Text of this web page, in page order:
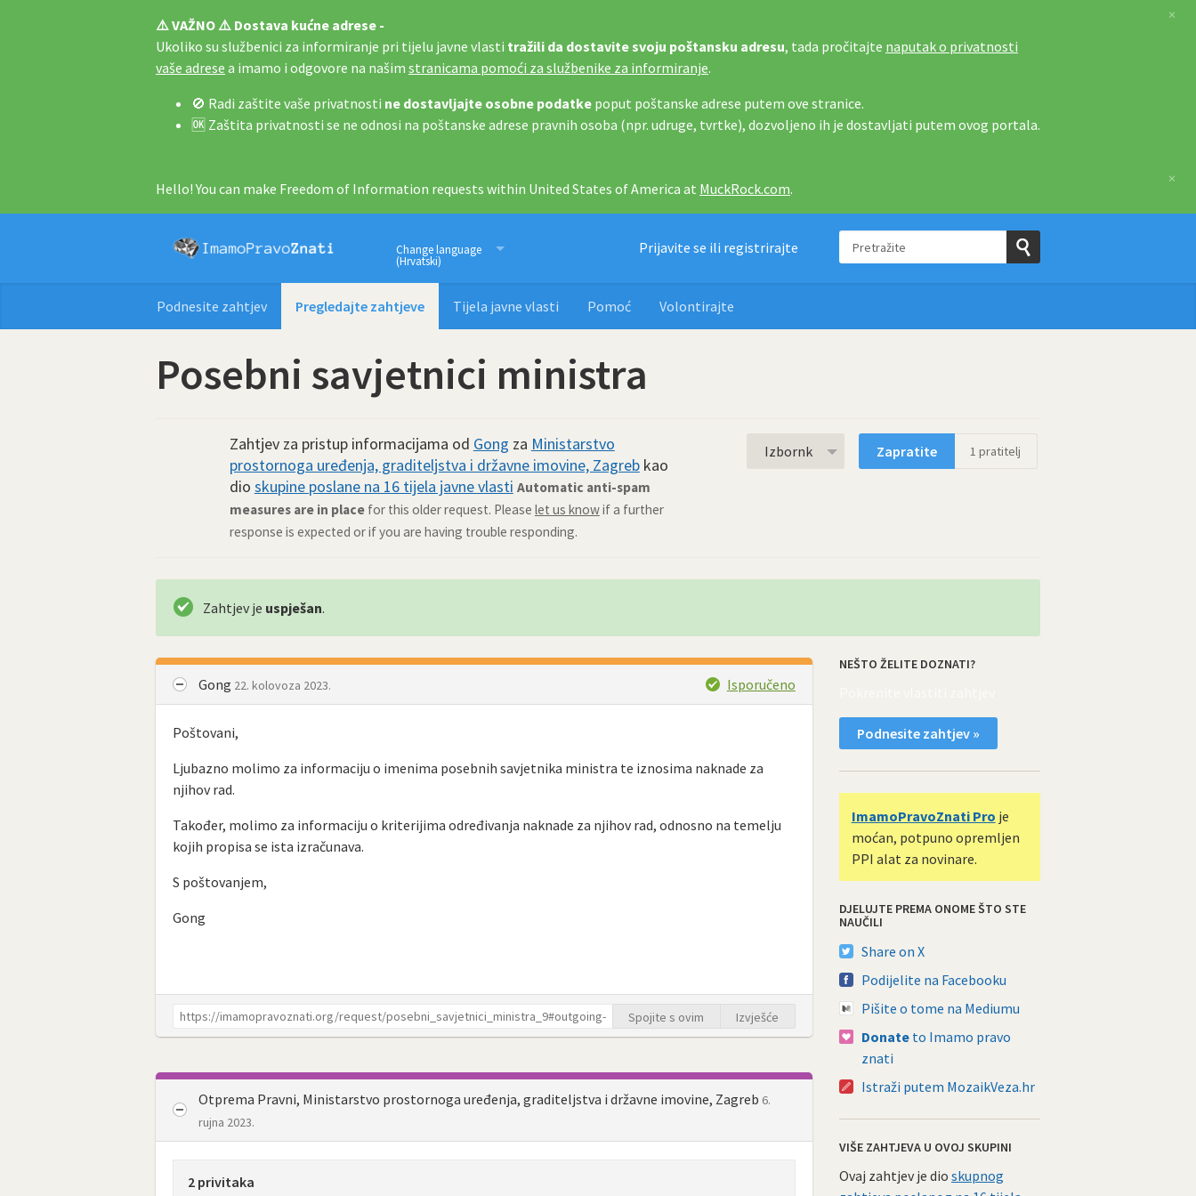
⚠️ VAŽNO ⚠️ Dostava kućne adrese -
Ukoliko su službenici za informiranje pri tijelu javne vlasti tražili da dostavite svoju poštansku adresu, tada pročitajte naputak o privatnosti
vaše adrese a imamo i odgovore na našim stranicama pomoći za službenike za informiranje.
🚫 Radi zaštite vaše privatnosti ne dostavljajte osobne podatke poput poštanske adrese putem ove stranice.
🆗 Zaštita privatnosti se ne odnosi na poštanske adrese pravnih osoba (npr. udruge, tvrtke), dozvoljeno ih je dostavljati putem ovog portala.
×
Hello! You can make Freedom of Information requests within United States of America at MuckRock.com.
×
Imamo pravo znati
Change language
(Hrvatski)
Prijavite se ili registrirajte Pretražite
Pošaljite
Podnesite zahtjev Pregledajte zahtjeve Tijela javne vlasti Pomoć Volontirajte
Posebni savjetnici ministra
Zahtjev za pristup informacijama od Gong za Ministarstvo
prostornoga uređenja, graditeljstva i državne imovine, Zagrebkao
dio skupine poslane na 16 tijela javne vlasti Automatic anti-spam
measures are in placefor this older request. Please let us knowif a further
response is expected or if you are having trouble responding.
Izbornk Zapratite 1 pratitelj
Zahtjev je uspješan.
Gong 22. kolovoza 2023. Isporučeno
Poštovani,
Ljubazno molimo za informaciju o imenima posebnih savjetnika ministra te iznosima naknade za
njihov rad.
Također, molimo za informaciju o kriterijima određivanja naknade za njihov rad, odnosno na temelju
kojih propisa se ista izračunava.
S poštovanjem,
Gong
Spojite s ovim Izvješće
Otprema Pravni, Ministarstvo prostornoga uređenja, graditeljstva i državne imovine, Zagreb 6.
rujna 2023.
2 privitaka
NEŠTO ŽELITE DOZNATI?
Podnesite zahtjev »
ImamoPravoZnati Pro je
moćan, potpuno opremljen
PPI alat za novinare.
DJELUJTE PREMA ONOME ŠTO STE
NAUČILI
Share on X
Podijelite na Facebooku
Pišite o tome na Mediumu
Donate to Imamo pravo
znati
Istraži putem MozaikVeza.hr
VIŠE ZAHTJEVA U OVOJ SKUPINI
Ovaj zahtjev je dio skupnog